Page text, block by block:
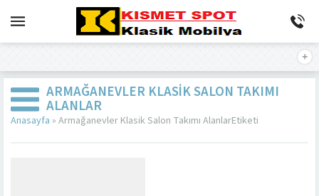
ARMAĞANEVLER KLASIK SALON TAKIMI
ALANLAR
Anasayfa » Armağanevler Klasik Salon Takımı AlanlarEtiketi